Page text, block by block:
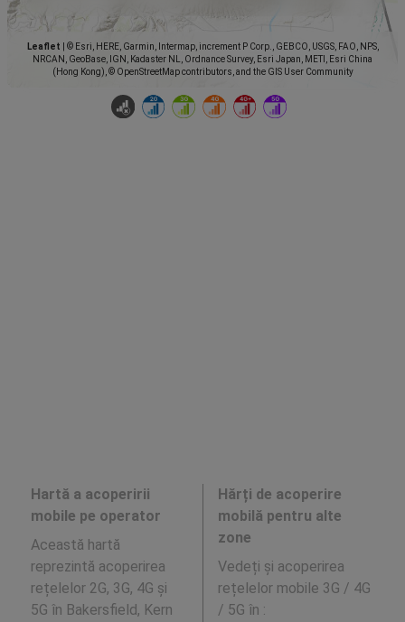
Leaflet
© Esri, HERE, Garmin, Intermap, increment P Corp., GEBCO, USGS, FAO, NPS,
NRCAN, GeoBase, IGN, Kadaster NL, Ordnance Survey, Esri Japan, METI, Esri China
(Hong Kong), © OpenStreetMap contributors, and the GIS User Community
Hartă a acoperirii
mobile pe operator
Această hartă
reprezintă acoperirea
rețelelor 2G, 3G, 4G și
5G în Bakersfield, Kern
Hărți de acoperire
mobilă pentru alte
zone
Vedeți și acoperirea
rețelelor mobile 3G / 4G
/ 5G în :